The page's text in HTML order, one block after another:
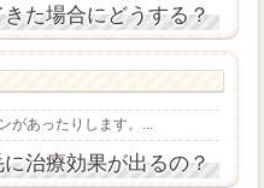
た場合にどうする？
があったりします。...
に治療効果が出るの？